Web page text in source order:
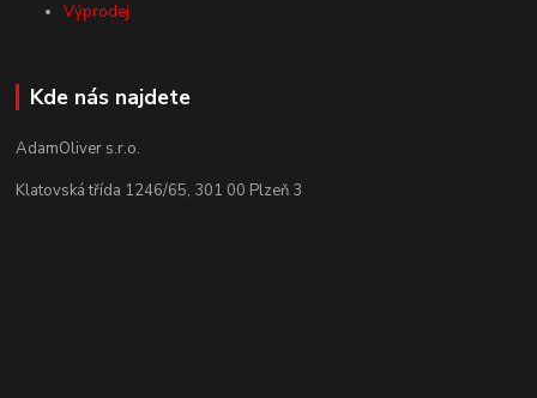
Výprodej
Kde nás najdete
AdamOliver s.r.o.
Klatovská třída 1246/65, 301 00 Plzeň 3